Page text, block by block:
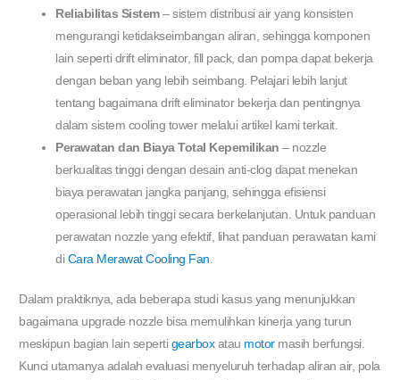
Reliabilitas Sistem– sistem distribusi air yang konsisten
mengurangi ketidakseimbangan aliran, sehingga komponen
lain seperti drift eliminator, fill pack, dan pompa dapat bekerja
dengan beban yang lebih seimbang. Pelajari lebih lanjut
tentang bagaimana drift eliminator bekerja dan pentingnya
dalam sistem cooling tower melalui artikel kami terkait.
Perawatan dan Biaya Total Kepemilikan – nozzle
berkualitas tinggi dengan desain anti-clog dapat menekan
biaya perawatan jangka panjang, sehingga efisiensi
operasional lebih tinggi secara berkelanjutan. Untuk panduan
perawatan nozzle yang efektif, lihat panduan perawatan kami
di Cara Merawat Cooling Fan
Dalam praktiknya, ada beberapa studi kasus yang menunjukkan
bagaimana upgrade nozzle bisa memulihkan kinerja yang turun
meskipun bagian lain seperti gearboxatau motormasih berfungsi.
Kunci utamanya adalah evaluasi menyeluruh terhadap aliran air, pola